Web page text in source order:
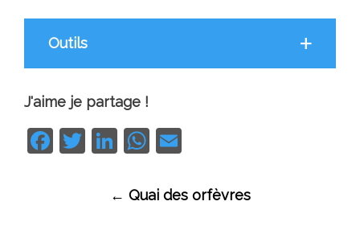
Outils
J'aime je partage !
Facebook
Twitter
LinkedIn
WhatsApp
Navigation
← Quai des orfèvres